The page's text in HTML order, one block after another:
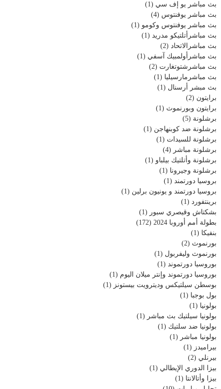
بث مباشر يو إف سي (1)
بث مباشر يوفنتوس (4)
بث مباشر يوفنتوس وكومو (1)
بث مباشرأتلتيكو مدريد (1)
بث مباشرالاتحاد (2)
بث مباشرأولمبيك آسفي (1)
بث مباشرشتوتغارت (2)
بث مباشرمارسيليا (1)
بث مبشر أرسنال (1)
برايتون (2)
برايتون وبورنموث (1)
برشلونة (5)
برشلونة ضد كوبنهاجن (1)
برشلونة للسيدات (1)
برشلونة مباشر (4)
برشلونة وأتلتيك بيلباو (1)
برشلونة وجيرونا (1)
بروسيا دورتمند (1)
بروسيا دورتمند و يونيون برلين (1)
برينتفورد (1)
بشكتاش وقيصري سبور (1)
بطولة أمم أوروبا 2024
(172)
بنفيكا (1)
بورنموث (2)
بورنموث وليفربول (1)
بوروسيا دورتموند (1)
بوروسيا دورتموند وإنتر ميلان اليوم (1)
بوسطن سيلتيكس وديترويت بيستونز (1)
بول بوجبا (1)
بولونيا (1)
بولونيا سيلتيك بث مباشر (1)
بولونيا ضد سلتيك (1)
بولونيا مباشر (1)
بيراميدز (1)
بيرنلي (2)
بيزا الدوري الإيطالي (1)
بيزا وأتالانتا (1)